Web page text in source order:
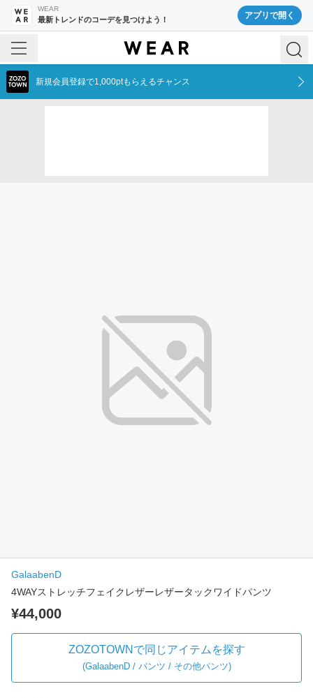
WEAR
最新トレンドのコーデを見つけよう！ アプリで開く
新規会員登録で1,000ptもらえるチャンス
GalaabenD
4WAYストレッチフェイクレザーレザータックワイドパンツ
¥44,000
ZOZOTOWNで同じアイテムを探す
(GalaabenD / パンツ / その他パンツ)